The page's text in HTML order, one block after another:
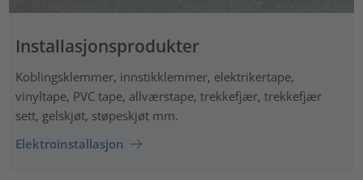
Installasjonsprodukter
Koblingsklemmer, innstikklemmer, elektrikertape,
vinyltape, PVC tape, allværstape, trekkefjær, trekkefjær
sett, gelskjøt, støpeskjøt mm.
Elektroinstallasjon